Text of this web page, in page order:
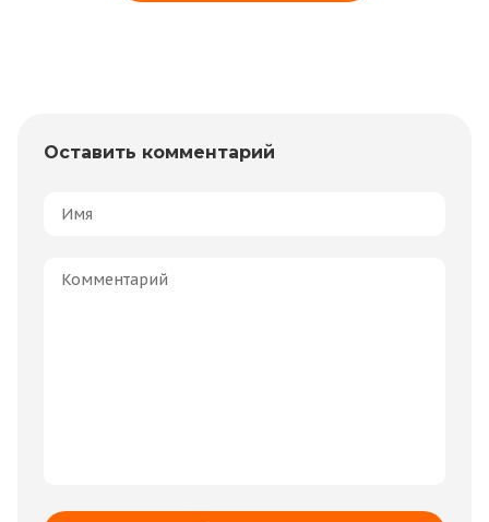
Оставить комментарий